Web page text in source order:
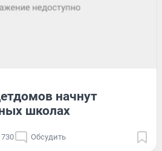
начнут
школах
730 Обсудить